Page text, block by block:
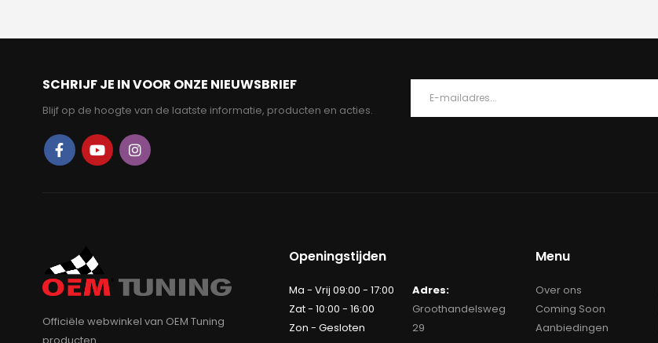
SCHRIJF JE IN VOOR ONZE NIEUWSBRIEF
Blijf op de hoogte van de laatste informatie, producten en acties.
Officiële webwinkel van OEM Tuning
Openingstijden
Ma - Vrij 09:00 - 17:00
Zat - 10:00 - 16:00
Zon - Gesloten
Adres:
Groothandelsweg
29
Menu
Over ons
Coming Soon
Aanbiedingen